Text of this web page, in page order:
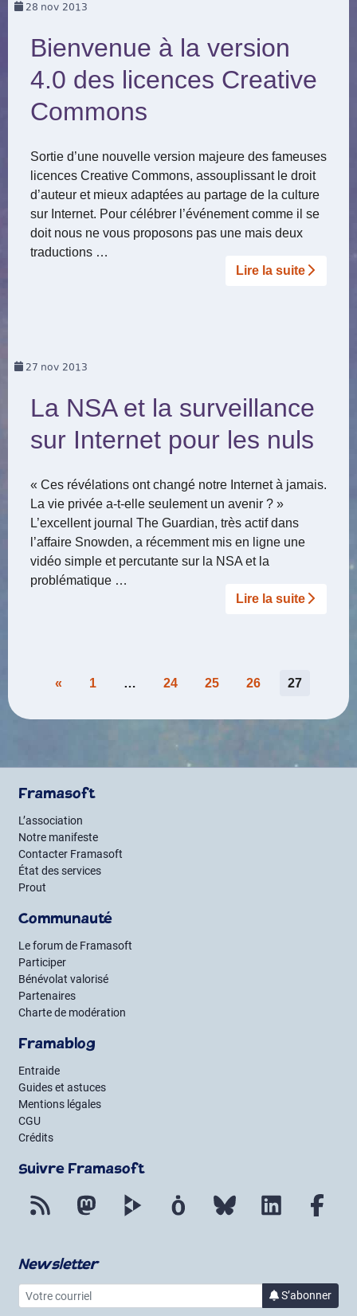
28 nov 2013
Bienvenue à la version
4.0 des licences Creative
Commons
Sortie d’une nouvelle version majeure des fameuses
licences Creative Commons, assouplissant le droit
d’auteur et mieux adaptées au partage de la culture
sur Internet. Pour célébrer l’événement comme il se
doit nous ne vous proposons pas une mais deux
traductions …
Lire la suite­­
27 nov 2013
La NSA et la surveillance
sur Internet pour les nuls
« Ces révélations ont changé notre Internet à jamais.
La vie privée a-t-elle seulement un avenir ? »
L’excellent journal The Guardian, très actif dans
l’affaire Snowden, a récemment mis en ligne une
vidéo simple et percutante sur la NSA et la
problématique …
Lire la suite­­
Pagination
des
« 1 … 24 25 26 27
Framasoft
L’association
Notre manifeste
Contacter Framasoft
État des services
Prout
Communauté
Le forum de Framasoft
Participer
Bénévolat valorisé
Partenaires
Charte de modération
Framablog
Entraide
Guides et astuces
Mentions légales
CGU
Crédits
Suivre Framasoft
Flux RSS Mastodon PeerTube Mobilizon Bluesky LinkedIn
Newsletter
Votre courriel S’abonnerà la